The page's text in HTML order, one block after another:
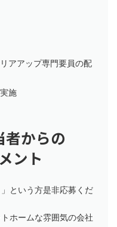
アアップ専門要員の配
施
者からの
ント
という方是非応募くだ
ホームな雰囲気の会社